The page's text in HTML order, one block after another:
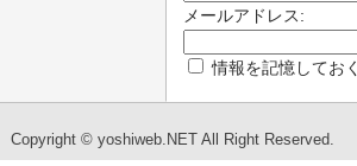
メールアドレス:
情報を記憶しておく
Copyright © yoshiweb.NET All Right Reserved.